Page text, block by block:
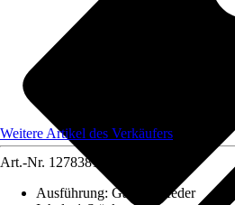
Weitere Artikel des Verkäufers
Art.-Nr. 12783810
Ausführung: Gasdruckfeder